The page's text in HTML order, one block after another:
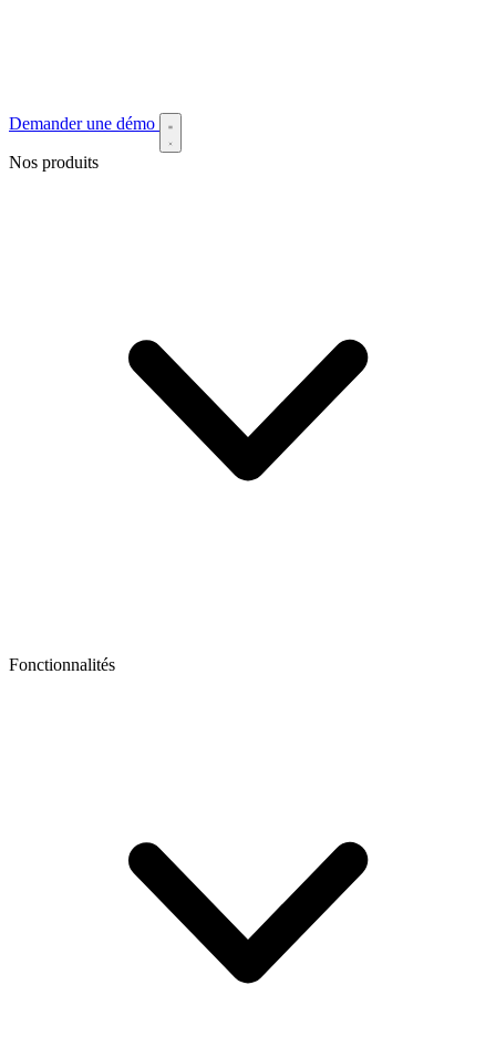
Demander une démo
Nos produits
Fonctionnalités